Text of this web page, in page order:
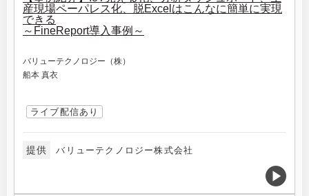
産現場ペーパレス化、脱Excelはこんなに簡単に実現
できる
～FineReport導入事例～
バリューテクノロジー（株）
船本 真衣
ライブ配信あり
提供 バリューテクノロジー株式会社